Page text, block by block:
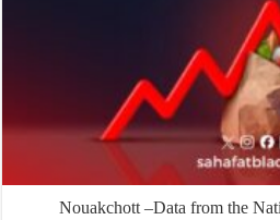
Nouakchott –Data from